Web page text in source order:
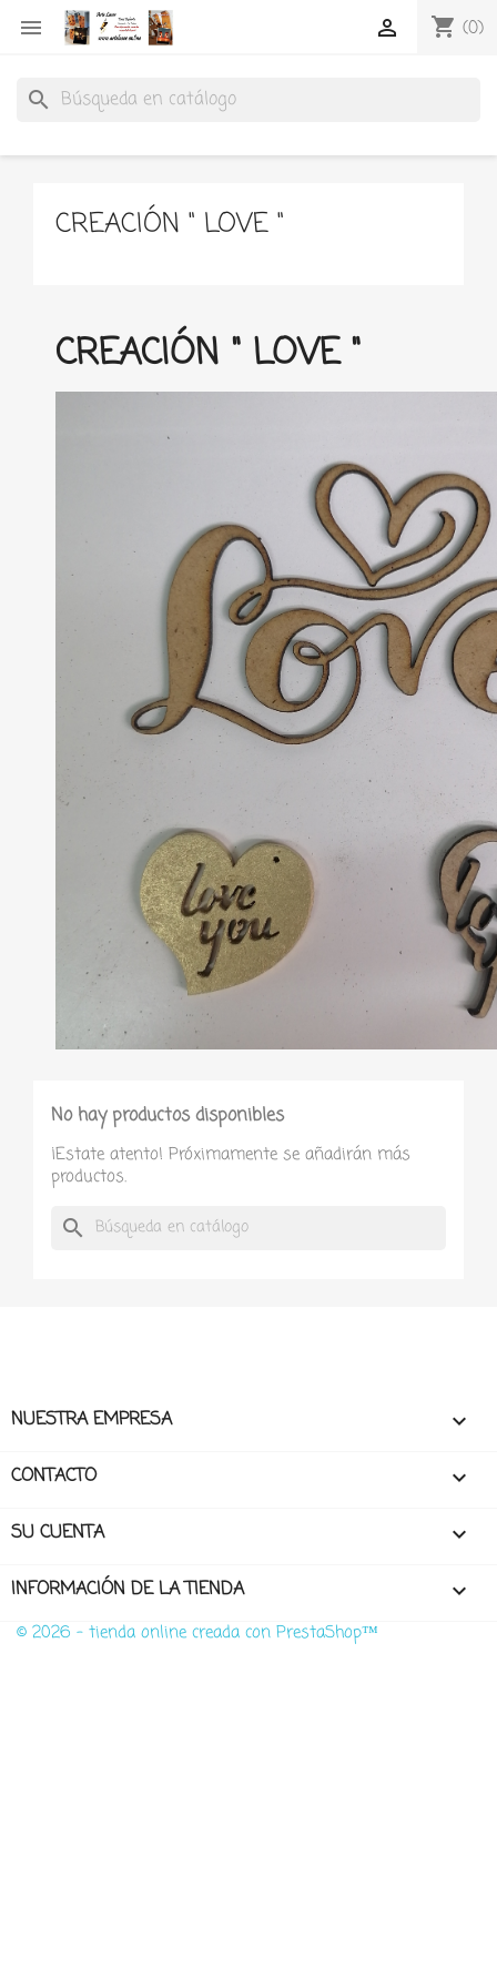
 shopping_cart (0)

search
CREACIÓN " LOVE "
CREACIÓN " LOVE "
No hay productos disponibles
¡Estate atento! Próximamente se añadirán más
productos.
search
NUESTRA EMPRESA 
CONTACTO 
SU CUENTA 
INFORMACIÓN DE LA TIENDA keyboard_arrow_down
© 2026 - tienda online creada con PrestaShop™